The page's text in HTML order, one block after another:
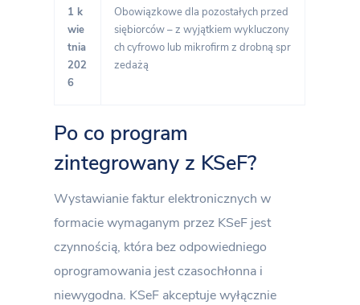
1 k
wie
tnia
202
6
Obowiązkowe dla pozostałych przed
siębiorców – z wyjątkiem wykluczony
ch cyfrowo lub mikrofirm z drobną spr
zedażą
Po co program
zintegrowany z KSeF?
Wystawianie faktur elektronicznych w
formacie wymaganym przez KSeF jest
czynnością, która bez odpowiedniego
oprogramowania jest czasochłonna i
niewygodna. KSeF akceptuje wyłącznie